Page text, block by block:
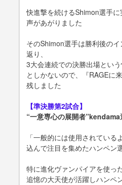
快進撃を続けるShimon選⼿
声があがりました
そのShimon選⼿は勝利後の
返り、
3⼤会連続での決勝出場とい
としかないので、『RAGEに
残しました
【準決勝第2試合】
“⼀意専⼼の展開者
「⼀般的には使⽤されてい
込んで注⽬を集めたハンペン
特に進化ヴァンパイアを使っ
追憶の⼤天使が活躍しハンペ